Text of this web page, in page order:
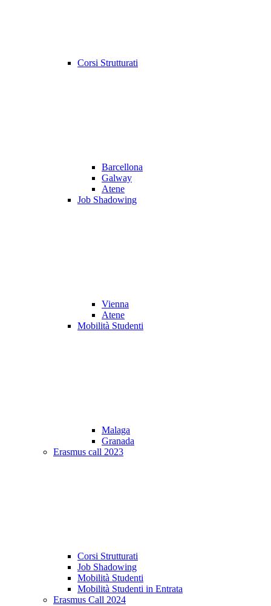
Corsi Strutturati
Barcellona
Galway
Atene
Job Shadowing
Vienna
Atene
Mobilità Studenti
Malaga
Granada
Erasmus call 2023
Corsi Strutturati
Job Shadowing
Mobilità Studenti
Mobilità Studenti in Entrata
Erasmus Call 2024